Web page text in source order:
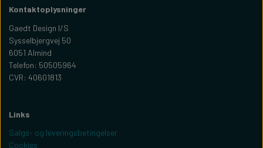
Kontaktoplysninger
Gaedt Design I/S
Sysselbjergvej 50
6051 Almind
Telefon: 50505964
CVR: 40601813
Links
Salgs- og leveringsbetingelser
Cookies